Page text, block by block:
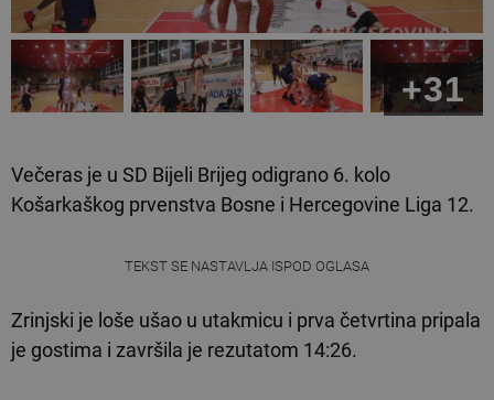
+31
Večeras je u SD Bijeli Brijeg odigrano 6. kolo
Košarkaškog prvenstva Bosne i Hercegovine Liga 12.
TEKST SE NASTAVLJA ISPOD OGLASA
Zrinjski je loše ušao u utakmicu i prva četvrtina pripala
je gostima i završila je rezutatom 14:26.